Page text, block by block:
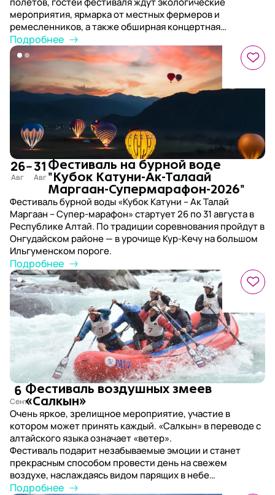
мероприятия, ярмарка от местных фермеров и
ремесленников, а также обширная концертная
программа и эко-акция – лекции экспертов о
переработке отходов и мастер-классы.
Подробнее
26–31 Фестиваль на бурной воде
"Кубок Катуни-Ак-Талаай
Маргаан-Супермарафон-2026"
Фестиваль бурной воды «Кубок Катуни – Ак Талай
Маргаан – Супер-марафон» стартует 26 по 31 августа в
Республике Алтай. По традиции соревнования пройдут в
Онгудайском районе — в урочище Кур-Кечу на большом
Ильгуменском пороге.
Подробнее
6 Фестиваль воздушных змеев
«Салкын»
Очень яркое, зрелищное мероприятие, участие в
котором может принять каждый. «Салкын» в переводе с
алтайского языка означает «ветер».
Фестиваль подарит незабываемые эмоции и станет
прекрасным способом провести день на свежем
воздухе, наслаждаясь видом парящих в небе
разноцветных змеев и алтайских гор.
Подробнее